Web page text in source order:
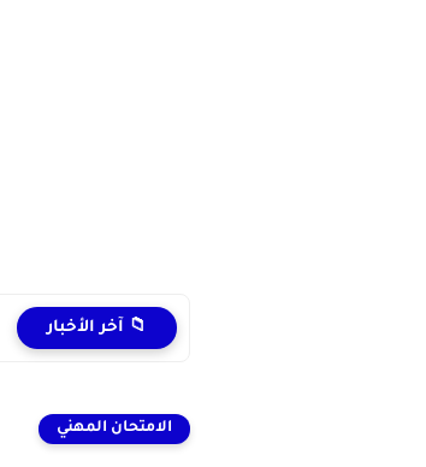
📁 آخر الأخبار
الامتحان المهني